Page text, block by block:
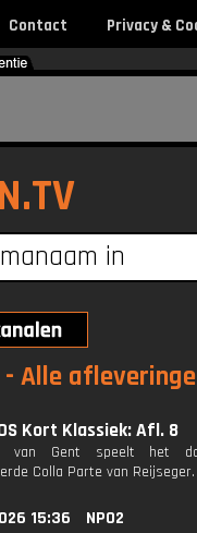
Contact Privacy &
- Alle
Kort Klassiek: Afl. 8
van Gent speelt het
Colla Parte van Reijseger.
15:36
NPO2